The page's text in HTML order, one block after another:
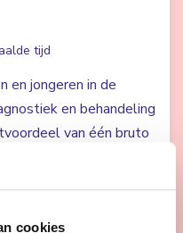
cookies
tijd
en jongeren in de
en behandeling
van één bruto